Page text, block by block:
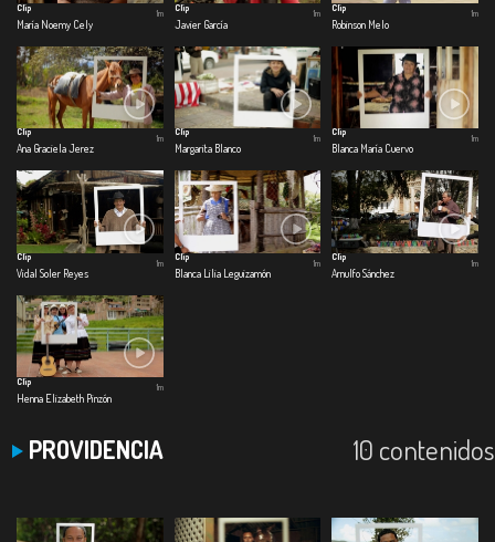
Clip
María Noemy Cely
1m
Clip
Javier García
1m
Clip
Robinson Melo
1m
Clip
Ana Graciela Jerez
1m
Clip
Margarita Blanco
1m
Clip
Blanca María Cuervo
1m
Clip
Vidal Soler Reyes
1m
Clip
Blanca Lilia Leguizamón
1m
Clip
Arnulfo Sánchez
1m
Clip
Henna Elizabeth Pinzón
1m
PROVIDENCIA 10 contenidos